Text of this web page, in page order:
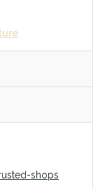
shops